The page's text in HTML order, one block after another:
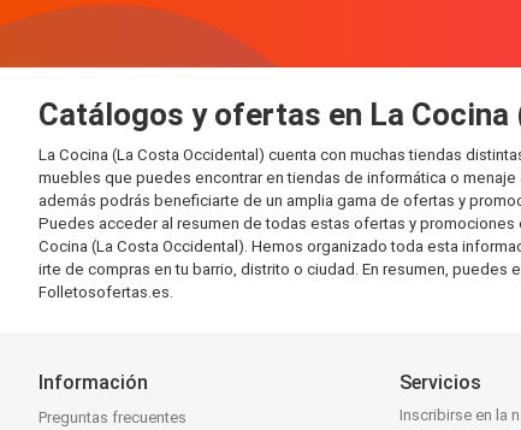
Catálogos y ofertas en La
La Cocina (La Costa Occidental) cuenta con muchas tiendas
muebles que puedes encontrar en tiendas de informática o
además podrás beneficiarte de un amplia gama de ofertas y
Puedes acceder al resumen de todas estas ofertas y
Cocina (La Costa Occidental). Hemos organizado toda esta
irte de compras en tu barrio, distrito o ciudad. En resumen,
Folletosofertas.es.
Información
Preguntas frecuentes
Servicios
Inscribirse en la